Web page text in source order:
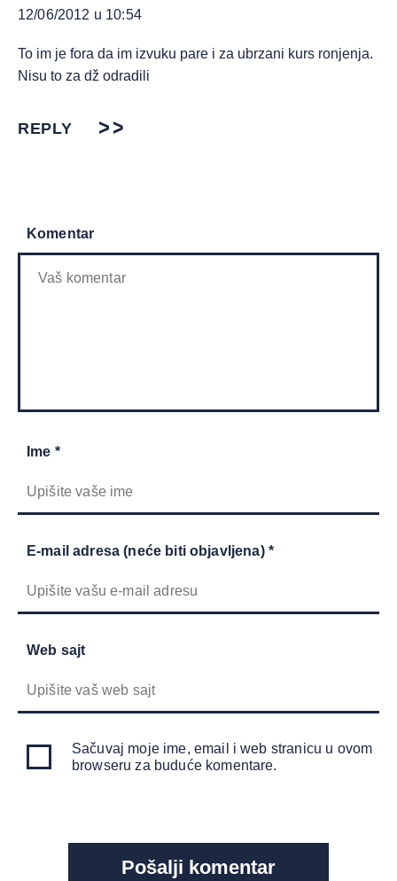
12/06/2012 u 10:54
To im je fora da im izvuku pare i za ubrzani kurs ronjenja.
Nisu to za dž odradili
REPLY
Komentar
Ime *
E-mail adresa (neće biti objavljena) *
Web sajt
Sačuvaj moje ime, email i web stranicu u ovom
browseru za buduće komentare.